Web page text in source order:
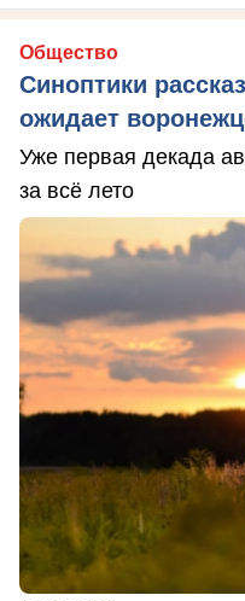
Общество
Синоптики
ожидает
Уже первая декада
за всё лето